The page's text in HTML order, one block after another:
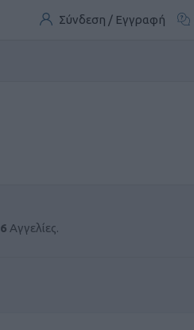
Σύνδεση / Εγγραφή
6 Αγγελίες.